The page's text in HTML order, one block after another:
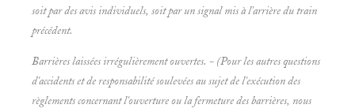
soit par des avis individuels, soit par un signal mis à l'arrière dutrain
précédent.
Barrières laissées irrégulièrement ouvertes. - (Pour les autres questions
d'accidents et de responsabilité soulevées au sujet de l'exécution des
règlementsconcernant l'ouverture ou la fermeture des barrières, nous